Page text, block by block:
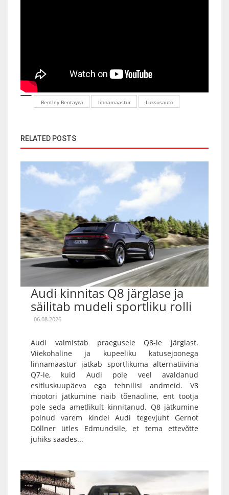
Bentley Bentayga linnamaastur Luksusauto
RELATED POSTS
Audi kinnitas Q8 järglase ja
säilitab mudeli sportliku rolli
06.08.2026
Audi valmistab praegusele Q8-le järglast.
Viiekohaline ja kupeeliku katusejoonega
linnamaastur jätkab sportlikuma alternatiivina
Q7-le, kuid Audi pole veel avaldanud
esitluskuupäeva ega tehnilisi andmeid. V8
mootori jätkumine näib tõenäoline, ent tootja
pole seda ametlikult kinnitanud. Q8 jätkumine
polnud varem kindel Audi tegevjuht Gernot
Döllner ütles Edmundsile, et tema ettevõtte
juhiks saades...